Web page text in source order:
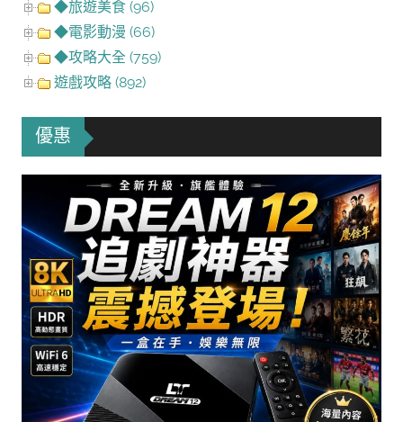
◆旅遊美食 (96)
◆電影動漫 (66)
◆攻略大全 (759)
遊戲攻略 (892)
優惠